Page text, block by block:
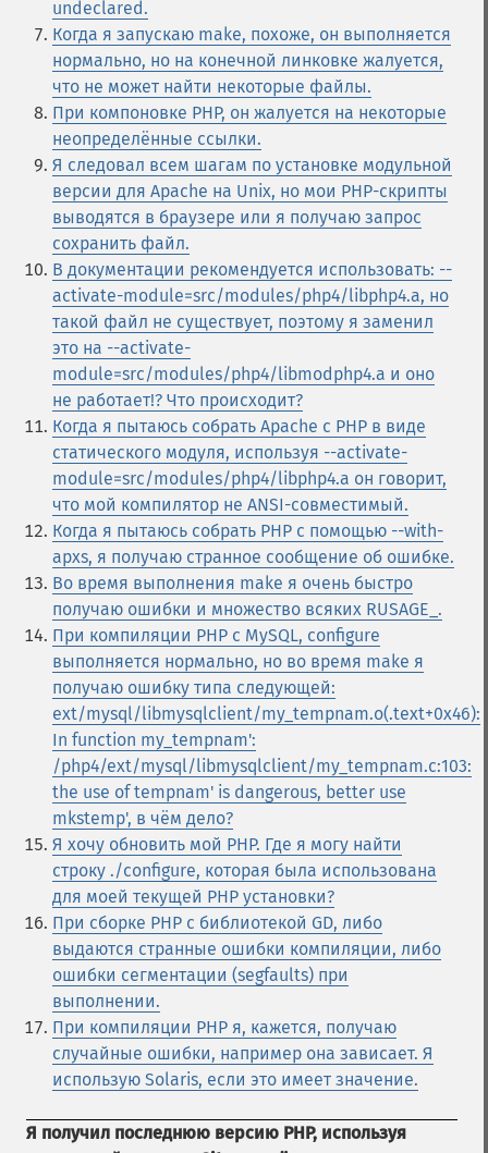
undeclared.
Когда я запускаю make, похоже, он выполняется
нормально, но на конечной линковке жалуется,
что не может найти некоторые файлы.
При компоновке PHP, он жалуется на некоторые
неопределённые ссылки.
Я следовал всем шагам по установке модульной
версии для Apache на Unix, но мои PHP-скрипты
выводятся в браузере или я получаю запрос
сохранить файл.
В документации рекомендуется использовать: --
activate-module=src/modules/php4/libphp4.a, но
такой файл не существует, поэтому я заменил
это на --activate-
module=src/modules/php4/libmodphp4.a и оно
не работает!? Что происходит?
Когда я пытаюсь собрать Apache c PHP в виде
статического модуля, используя --activate-
module=src/modules/php4/libphp4.a он говорит,
что мой компилятор не ANSI-совместимый.
Когда я пытаюсь собрать PHP с помощью --with-
apxs, я получаю странное сообщение об ошибке.
Во время выполнения make я очень быстро
получаю ошибки и множество всяких RUSAGE_.
При компиляции PHP с MySQL, configure
выполняется нормально, но во время make я
получаю ошибку типа следующей:
ext/mysql/libmysqlclient/my_tempnam.o(.text+0x46):
In function my_tempnam':
/php4/ext/mysql/libmysqlclient/my_tempnam.c:103:
the use of tempnam' is dangerous, better use
mkstemp', в чём дело?
Я хочу обновить мой PHP. Где я могу найти
строку ./configure, которая была использована
для моей текущей PHP установки?
При сборке PHP с библиотекой GD, либо
выдаются странные ошибки компиляции, либо
ошибки сегментации (segfaults) при
выполнении.
При компиляции PHP я, кажется, получаю
случайные ошибки, например она зависает. Я
использую Solaris, если это имеет значение.
Я получил последнюю версию PHP, используя